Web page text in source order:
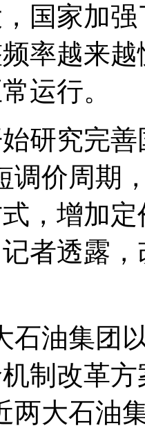
国家加
率越来
运行。
研究完
调价周期
，增加
者透露
石油集团
制改革
两大石油